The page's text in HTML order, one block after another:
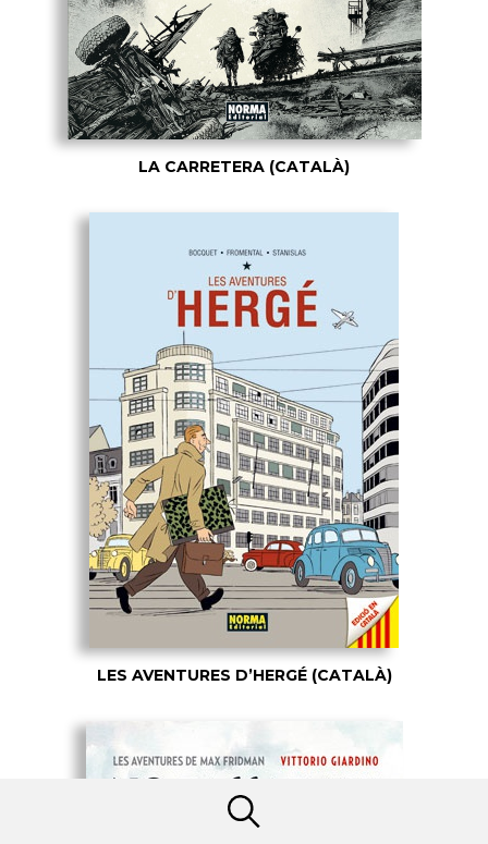
LA CARRETERA (CATALÀ)
LES AVENTURES D’HERGÉ (CATALÀ)